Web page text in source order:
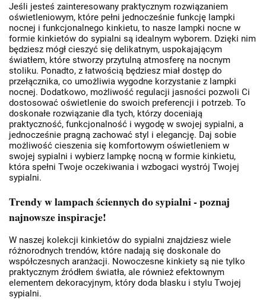
Jeśli jesteś zainteresowany praktycznym rozwiązaniem
oświetleniowym, które pełni jednocześnie funkcję lampki
nocnej i funkcjonalnego kinkietu, to nasze lampki nocne w
formie kinkietów do sypialni są idealnym wyborem. Dzięki nim
będziesz mógł cieszyć się delikatnym, uspokajającym
światłem, które stworzy przytulną atmosferę na nocnym
stoliku. Ponadto, z łatwością będziesz miał dostęp do
przełącznika, co umożliwia wygodne korzystanie z lampki
nocnej. Dodatkowo, możliwość regulacji jasności pozwoli Ci
dostosować oświetlenie do swoich preferencji i potrzeb. To
doskonałe rozwiązanie dla tych, którzy doceniają
praktyczność, funkcjonalność i wygodę w swojej sypialni, a
jednocześnie pragną zachować styl i elegancję. Daj sobie
możliwość cieszenia się komfortowym oświetleniem w
swojej sypialni i wybierz lampkę nocną w formie kinkietu,
która spełni Twoje oczekiwania i wzbogaci wystrój Twojej
sypialni.
Trendy w lampach ściennych do sypialni - poznaj
najnowsze inspiracje!
W naszej kolekcji kinkietów do sypialni znajdziesz wiele
różnorodnych trendów, które nadają się doskonale do
współczesnych aranżacji. Nowoczesne kinkiety są nie tylko
praktycznym źródłem światła, ale również efektownym
elementem dekoracyjnym, który doda blasku i stylu Twojej
sypialni.